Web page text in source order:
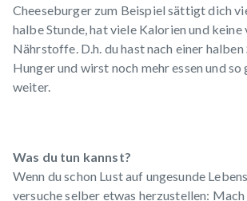
Cheeseburger zum Beispiel sättigt dich
halbe Stunde, hat viele Kalorien und
Nährstoffe. D.h. du hast nach einer
Hunger und wirst noch mehr essen und so
weiter.
Was du tun kannst?
Wenn du schon Lust auf ungesunde
versuche selber etwas herzustellen: